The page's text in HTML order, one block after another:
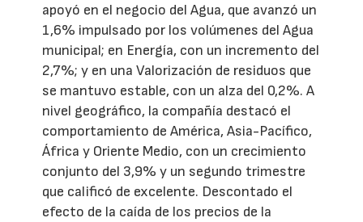
apoyó en el negocio del Agua, que avanzó un
1,6% impulsado por los volúmenes del Agua
municipal; en Energía, con un incremento del
2,7%; y en una Valorización de residuos que
se mantuvo estable, con un alza del 0,2%. A
nivel geográfico, la compañía destacó el
comportamiento de América, Asia-Pacífico,
África y Oriente Medio, con un crecimiento
conjunto del 3,9% y un segundo trimestre
que calificó de excelente. Descontado el
efecto de la caída de los precios de la